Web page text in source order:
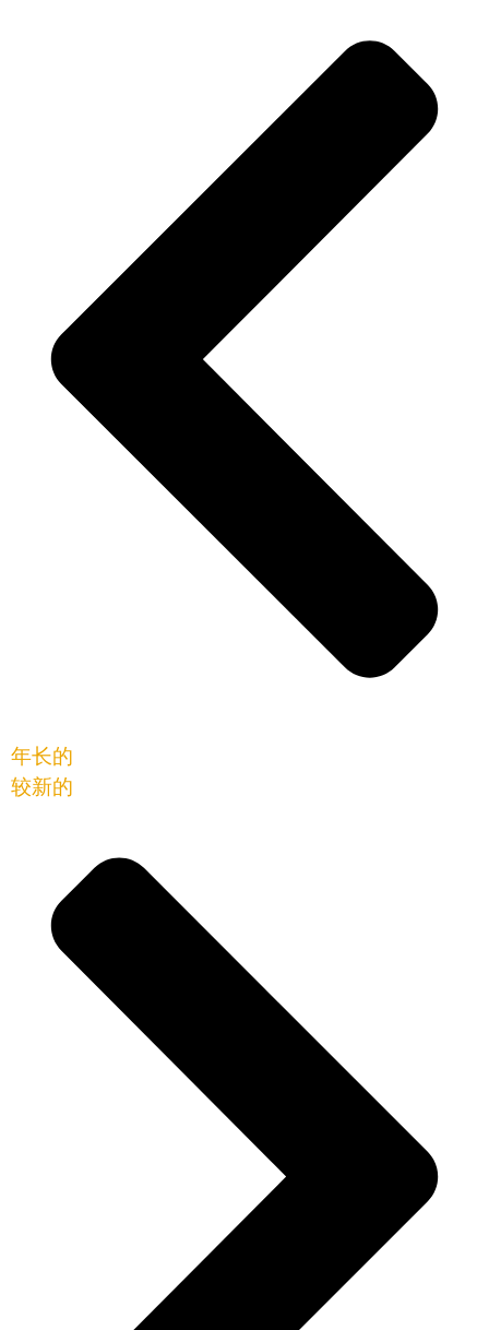
年长的
较新的